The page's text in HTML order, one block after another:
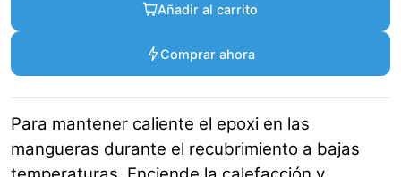
Añadir al carrito
Comprar ahora
Para mantener caliente el epoxi en las
mangueras durante el recubrimiento a bajas